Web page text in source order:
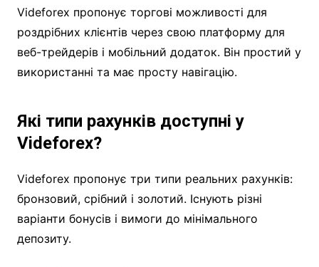
Videforex пропонує торгові можливості для
роздрібних клієнтів через свою платформу для
веб-трейдерів і мобільний додаток. Він простий у
використанні та має просту навігацію.
Які типи рахунків доступні у
Videforex?
Videforex пропонує три типи реальних рахунків:
бронзовий, срібний і золотий. Існують різні
варіанти бонусів і вимоги до мінімального
депозиту.